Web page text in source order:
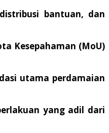
bantuan, dan
Kesepahaman (MoU)
utama perdamaian
yang adil dari